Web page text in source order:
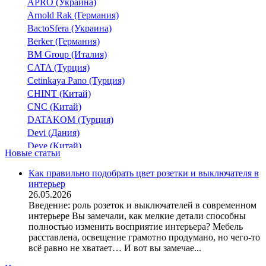
TAQ20P(1)
TAQ2M
TAS
TAS102
TAS102B
TAS102BP
TAS125
TAS125P(2)
TAS127
TAS127B
TAS63P(1)
TAS65(1)
TAS80
TAS80P
TAS81(1)
TAS84(1)
TASC
Arnold Rak (Германия)
BactoSfera (Украина)
Berker (Германия)
BM Group (Италия)
CATA (Турция)
Cetinkaya Pano (Турция)
CHINT (Китай)
CNC (Китай)
DATAKOM (Турция)
Devi (Дания)
Deye (Китай)
DigiTop (Украина)
DKC (Украина)
Dyness (Китай)
E.NEXT (Украина)
EAE Electric
Eastron (Китай)
Eaton (США)
ElectrO (Украина)
Новые статьи
Как правильно подобрать цвет розетки и выключателя в
интерьер
26.05.2026
Введение: роль розеток и выключателей в современном
интерьере Вы замечали, как мелкие детали способны
полностью изменить восприятие интерьера? Мебель
расставлена, освещение грамотно продумано, но чего-то
всё равно не хватает… И вот вы замечае...